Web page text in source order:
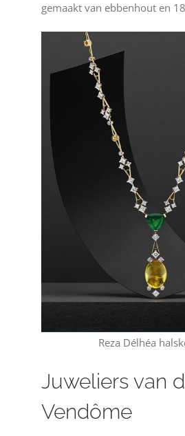
gemaakt van ebbenhout en
Reza Délhéa
Juweliers van
Vendôme